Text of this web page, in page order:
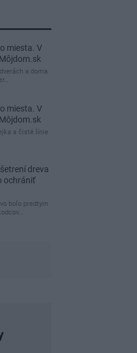
miesta. V
a doma
miesta. V
a čisté línie
dreva
ochrániť
bolo predtym